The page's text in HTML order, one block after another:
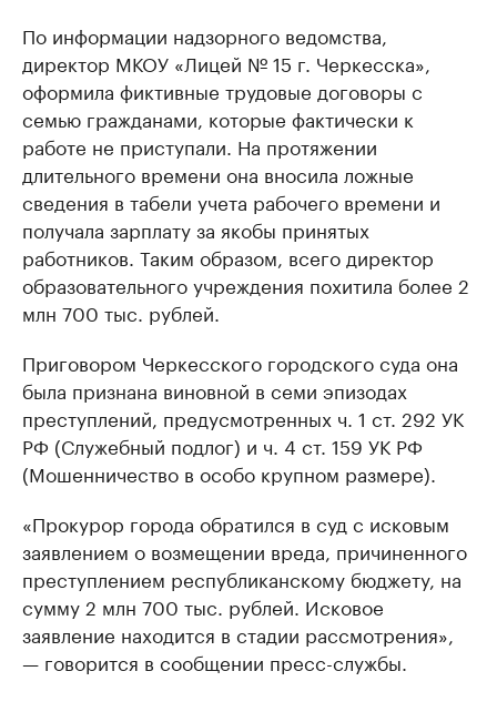
По информации надзорного ведомства,
директор МКОУ «Лицей № 15 г. Черкесска»,
оформила фиктивные трудовые договоры с
семью гражданами, которые фактически к
работе не приступали. На протяжении
длительного времени она вносила ложные
сведения в табели учета рабочего времени и
получала зарплату за якобы принятых
работников. Таким образом, всего директор
образовательного учреждения похитила более 2
млн 700 тыс. рублей.
Приговором Черкесского городского суда она
была признана виновной в семи эпизодах
преступлений, предусмотренных ч. 1 ст. 292 УК
РФ (Служебный подлог) и ч. 4 ст. 159 УК РФ
(Мошенничество в особо крупном размере).
«Прокурор города обратился в суд с исковым
заявлением о возмещении вреда, причиненного
преступлением республиканскому бюджету, на
сумму 2 млн 700 тыс. рублей. Исковое
заявление находится в стадии рассмотрения»,
— говорится в сообщении пресс-службы.